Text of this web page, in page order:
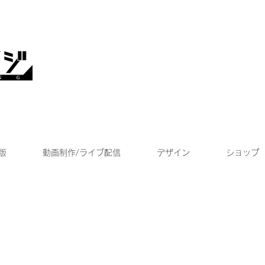
動画制作/ライブ配信 デザイン ショップ